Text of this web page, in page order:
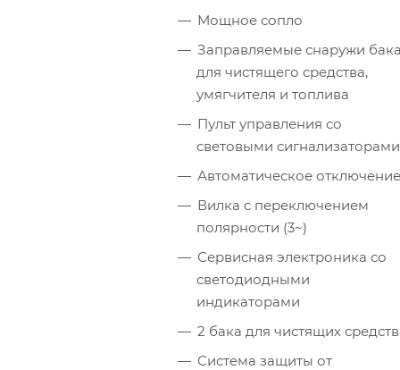
Мощное сопло
Заправляемые снаружи
для чистящего средства,
умягчителя и топлива
Пульт управления со
световыми сигнализаторами
Автоматическое отключение
Вилка с переключением
полярности (3~)
Сервисная электроника со
светодиодными
индикаторами
2 бака для чистящих средств
Система защиты от